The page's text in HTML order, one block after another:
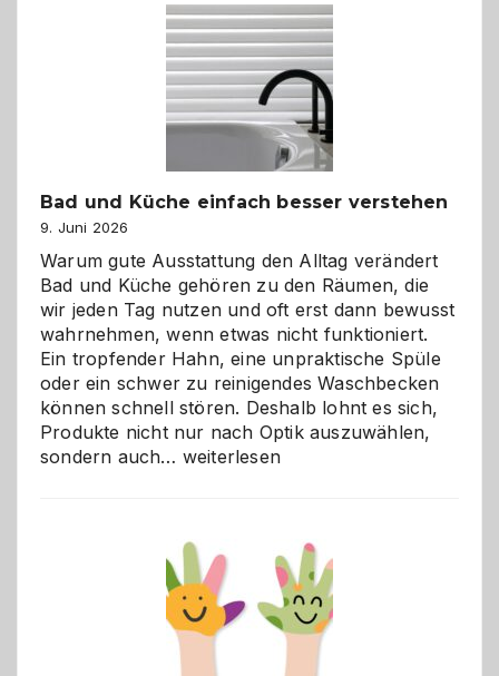
Bad und Küche einfach besser verstehen
9. Juni 2026
Warum gute Ausstattung den Alltag verändert
Bad und Küche gehören zu den Räumen, die
wir jeden Tag nutzen und oft erst dann bewusst
wahrnehmen, wenn etwas nicht funktioniert.
Ein tropfender Hahn, eine unpraktische Spüle
oder ein schwer zu reinigendes Waschbecken
können schnell stören. Deshalb lohnt es sich,
Produkte nicht nur nach Optik auszuwählen,
sondern auch… Bad
besser
verstehen
weiterlesen